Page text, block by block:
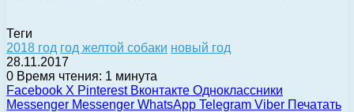
Теги
2018 год год желтой собаки новый год
28.11.2017
0 Время чтения: 1 минута
Facebook X Pinterest Вконтакте Одноклассники
Messenger Messenger WhatsApp Telegram Viber Печатать